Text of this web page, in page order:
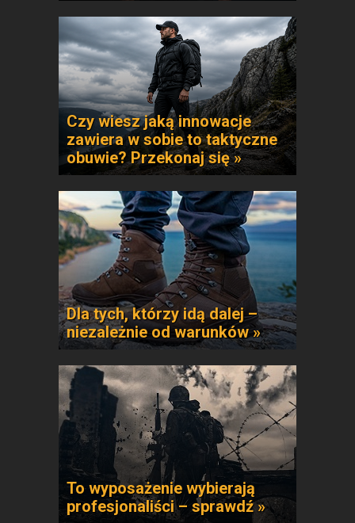
Czy wiesz jaką innowacje
zawiera w sobie to taktyczne
obuwie? Przekonaj się »
Dla tych, którzy idą dalej –
niezależnie od warunków »
To wyposażenie wybierają
profesjonaliści – sprawdź »